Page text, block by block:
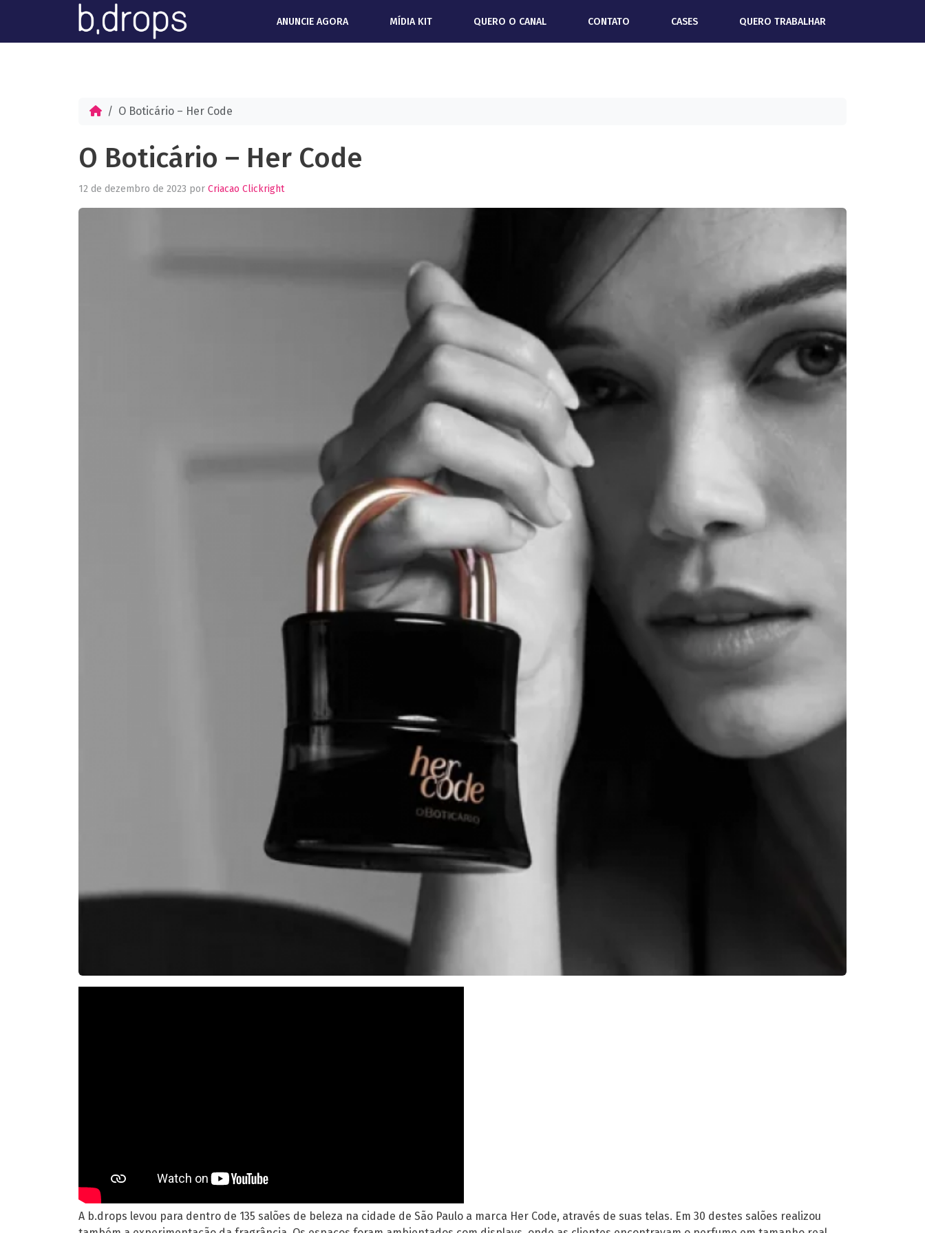
ANUNCIE AGORA MÍDIA KIT QUERO O CANAL CONTATO CASES QUERO TRABALHAR
O Boticário – Her Code
O Boticário – Her Code
12 de dezembro de 2023 por Criacao Clickright
A b.drops levou para dentro de 135 salões de beleza na cidade de São Paulo a marca Her Code, através de suas telas. Em 30 destes salões realizou